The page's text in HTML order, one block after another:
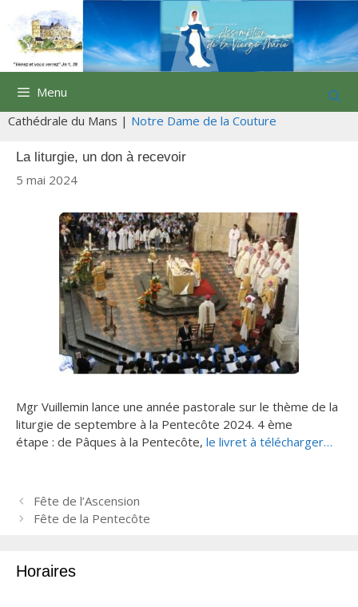
contenu
Menu
Cathédrale du Mans | Notre Dame de la Couture
La liturgie, un don à recevoir
5 mai 2024
Mgr Vuillemin lance une année pastorale sur le thème de la
liturgie de septembre à la Pentecôte 2024. 4 ème
étape : de Pâques à la Pentecôte, le livret à télécharger…
N
a
g
Fête de l’Ascension
Fête de la Pentecôte
Horaires